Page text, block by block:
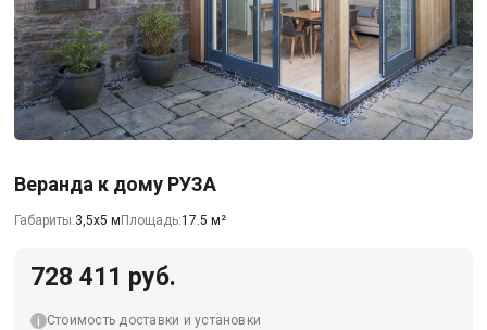
Веранда к дому РУЗА
Габариты:3,5х5 м Площадь:17.5 м²
728 411 руб.
Стоимость доставки и установки